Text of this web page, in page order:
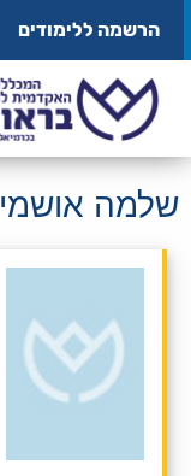
לתוכן
הרשמה ללימודים
שלמה אושמי